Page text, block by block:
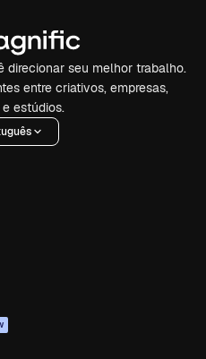
direcionar seu melhor trabalho.
entre criativos, empresas,
estúdios.